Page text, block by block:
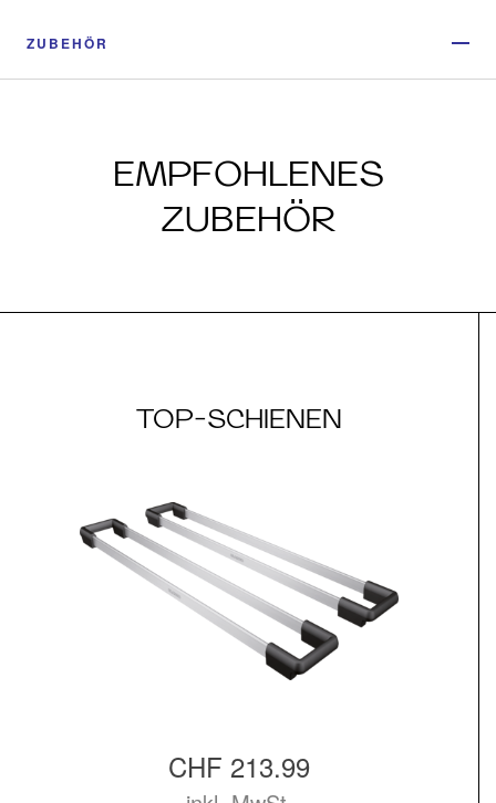
ZUBEHÖR
EMPFOHLENES
ZUBEHÖR
TOP-SCHIENEN
CHF 213.99